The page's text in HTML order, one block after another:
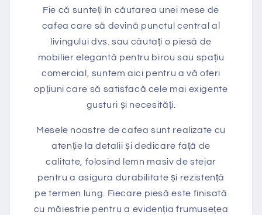
Fie că sunteți în căutarea unei mese de
cafea care să devină punctul central al
livingului dvs. sau căutați o piesă de
mobilier elegantă pentru birou sau spațiu
comercial, suntem aici pentru a vă oferi
opțiuni care să satisfacă cele mai exigente
gusturi și necesități.
Mesele noastre de cafea sunt realizate cu
atenție la detalii și dedicare față de
calitate, folosind lemn masiv de stejar
pentru a asigura durabilitate și rezistență
pe termen lung. Fiecare piesă este finisată
cu măiestrie pentru a evidenția frumusețea